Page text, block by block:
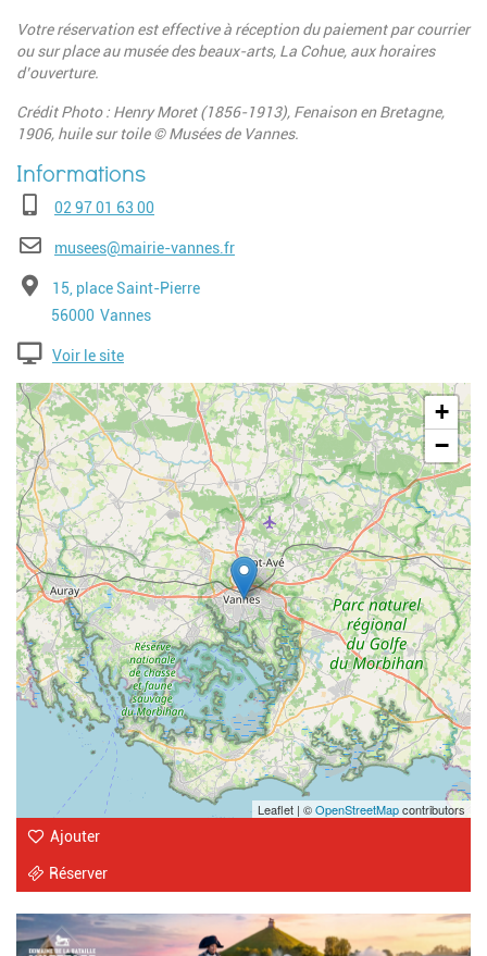
Votre réservation est effective à réception du paiement par courrier
ou sur place au musée des beaux-arts, La Cohue, aux horaires
d’ouverture.
Crédit Photo : Henry Moret (1856-1913), Fenaison en Bretagne,
1906, huile sur toile © Musées de Vannes.
Téléphone02 97 01 63 00
E-mailmusees@mairie-vannes.fr
Adresse15, place Saint-Pierre
Code postal
56000 Ville
Vannes
Voir le site
Geolocalisation
+
−
Leaflet | ©OpenStreetMapcontributors
Ajouter
Réserver